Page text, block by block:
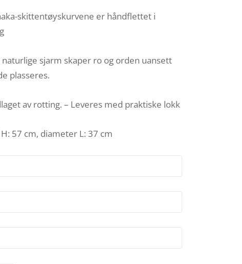
skittentøyskurvene er håndflettet i
naturlige sjarm skaper ro og orden uansett
plasseres.
av rotting. – Leveres med praktiske lokk
H: 57 cm, diameter L: 37 cm